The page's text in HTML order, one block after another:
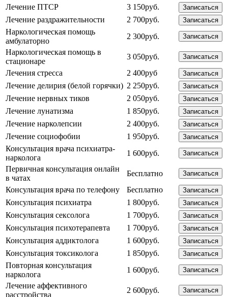
Лечение ПТСР 3 150руб. Записаться
Лечение раздражительности 2 700руб. Записаться
Наркологическая помощь
амбулаторно
2 300руб. Записаться
Наркологическая помощь в
стационаре
3 050руб. Записаться
Лечения стресса 2 400руб Записаться
Лечение делирия (белой горячки) 2 250руб. Записаться
Лечение нервных тиков 2 050руб. Записаться
Лечение лунатизма 1 850руб. Записаться
Лечение нарколепсии 2 400руб. Записаться
Лечение социофобии 1 950руб. Записаться
Консультация врача психиатра-
нарколога
1 600руб. Записаться
Первичная консультация онлайн
в чатах
Бесплатно Записаться
Консультация врача по телефону Бесплатно Записаться
Консультация психиатра 1 800руб. Записаться
Консультация сексолога 1 700руб. Записаться
Консультация психотерапевта 1 700руб. Записаться
Консультация аддиктолога 1 600руб. Записаться
Консультация токсиколога 1 850руб. Записаться
Повторная консультация
нарколога
1 600руб. Записаться
Лечение аффективного
расстройства
2 600руб. Записаться